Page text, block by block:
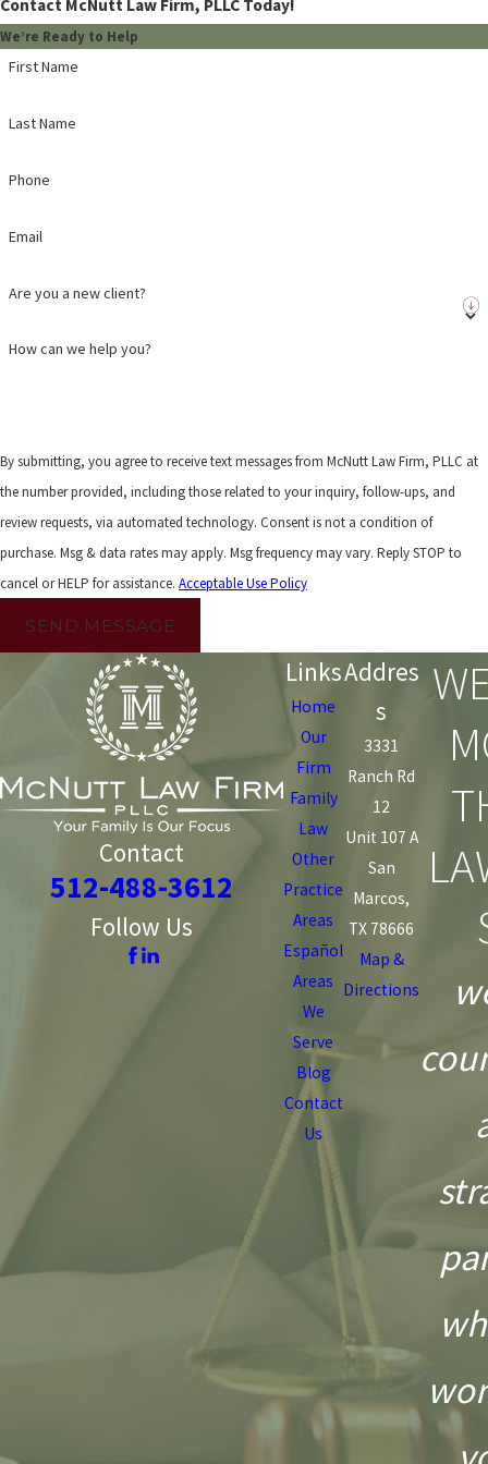
Contact McNutt Law Firm, PLLC Today!
We’re Ready to Help
First Name
Last Name
Phone
Email
Are you a new client?
How can we help you?
By submitting, you agree to receive text messages from McNutt Law Firm, PLLC at
the number provided, including those related to your inquiry, follow-ups, and
review requests, via automated technology. Consent is not a condition of
purchase. Msg & data rates may apply. Msg frequency may vary. Reply STOP to
cancel or HELP for assistance. Acceptable Use Policy
SEND MESSAGE
Contact
512-488-3612
Follow Us
Links
Home
Our
Firm
Family
Law
Other
Practice
Areas
Español
Areas
We
Serve
Blog
Contact
Us
Addres
s
3331
Ranch Rd
12
Unit 107 A
San
Marcos,
TX 78666
Map &
Directions